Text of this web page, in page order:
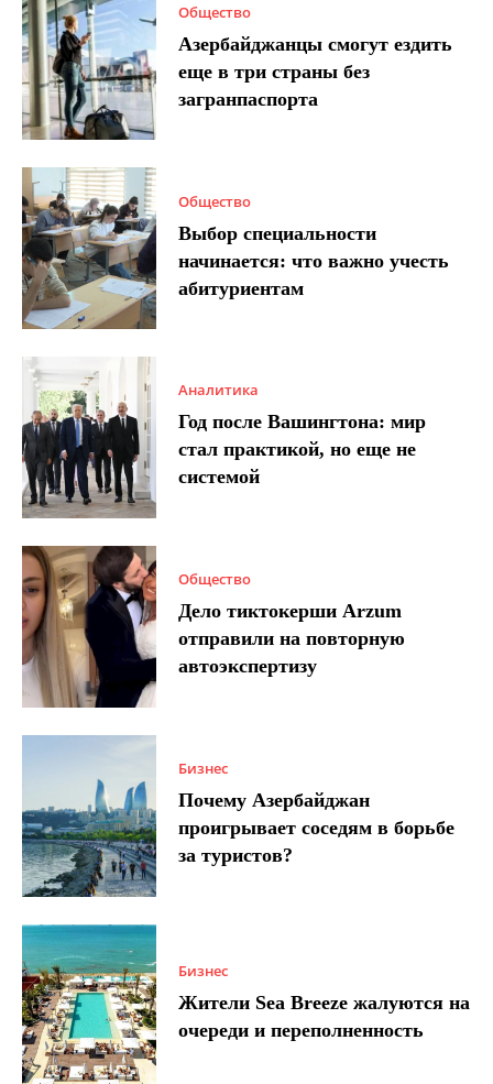
Общество
Азербайджанцы смогут ездить
еще в три страны без
загранпаспорта
Общество
Выбор специальности
начинается: что важно учесть
абитуриентам
Аналитика
Год после Вашингтона: мир
стал практикой, но еще не
системой
Общество
Дело тиктокерши Arzum
отправили на повторную
автоэкспертизу
Бизнес
Почему Азербайджан
проигрывает соседям в борьбе
за туристов?
Бизнес
Жители Sea Breeze жалуются на
очереди и переполненность